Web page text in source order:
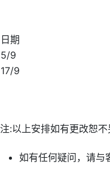
日期
5/9
17/9
注:以上安排如有更改恕
如有任何疑问，请与